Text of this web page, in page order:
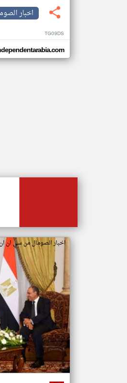
اخبار
TG09DS
اخبار الصومال من سي ان